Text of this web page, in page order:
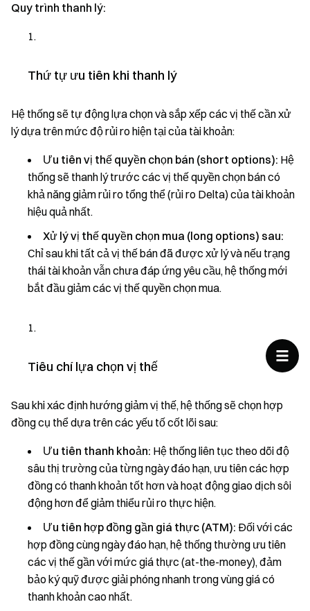
Quy trình thanh lý:
Thứ tự ưu tiên khi thanh lý
Hệ thống sẽ tự động lựa chọn và sắp xếp các vị thế cần xử
lý dựa trên mức độ rủi ro hiện tại của tài khoản:
Ưu tiên vị thế quyền chọn bán (short options): Hệ
thống sẽ thanh lý trước các vị thế quyền chọn bán có
khả năng giảm rủi ro tổng thể (rủi ro Delta) của tài khoản
hiệu quả nhất.
Xử lý vị thế quyền chọn mua (long options) sau:
Chỉ sau khi tất cả vị thế bán đã được xử lý và nếu trạng
thái tài khoản vẫn chưa đáp ứng yêu cầu, hệ thống mới
bắt đầu giảm các vị thế quyền chọn mua.
Tiêu chí lựa chọn vị thế
Sau khi xác định hướng giảm vị thế, hệ thống sẽ chọn hợp
đồng cụ thể dựa trên các yếu tố cốt lõi sau:
Ưu tiên thanh khoản: Hệ thống liên tục theo dõi độ
sâu thị trường của từng ngày đáo hạn, ưu tiên các hợp
đồng có thanh khoản tốt hơn và hoạt động giao dịch sôi
động hơn để giảm thiểu rủi ro thực hiện.
Ưu tiên hợp đồng gần giá thực (ATM): Đối với các
hợp đồng cùng ngày đáo hạn, hệ thống thường ưu tiên
các vị thế gần với mức giá thực (at-the-money), đảm
bảo ký quỹ được giải phóng nhanh trong vùng giá có
thanh khoản cao nhất.